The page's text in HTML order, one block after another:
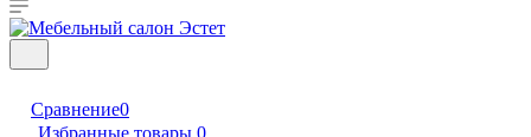
Сравнение0
Избранные товары 0